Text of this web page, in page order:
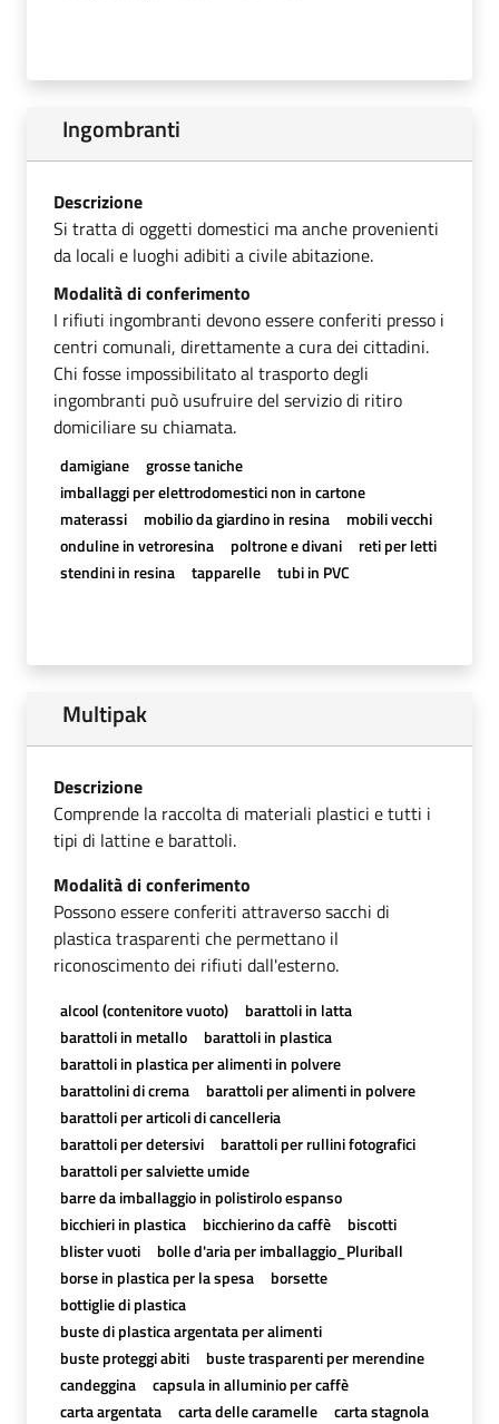
Ingombranti
Descrizione
Si tratta di oggetti domestici ma anche provenienti
da locali e luoghi adibiti a civile abitazione.
Modalità di conferimento
I rifiuti ingombranti devono essere conferiti presso i
centri comunali, direttamente a cura dei cittadini.
Chi fosse impossibilitato al trasporto degli
ingombranti può usufruire del servizio di ritiro
domiciliare su chiamata.
damigiane
grosse taniche
imballaggi per elettrodomestici non in cartone
materassi
mobilio da giardino in resina
mobili vecchi
onduline in vetroresina
poltrone e divani
reti per letti
stendini in resina
tapparelle tubi in PVC
Multipak
Descrizione
Comprende la raccolta di materiali plastici e tutti i
tipi di lattine e barattoli.
Modalità di conferimento
Possono essere conferiti attraverso sacchi di
plastica trasparenti che permettano il
riconoscimento dei rifiuti dall'esterno.
alcool (contenitore vuoto)
barattoli in latta
barattoli in metallo
barattoli in plastica
barattoli in plastica per alimenti in polvere
barattolini di crema
barattoli per alimenti in polvere
barattoli per articoli di cancelleria
barattoli per detersivi
barattoli per rullini fotografici
barattoli per salviette umide
barre da imballaggio in polistirolo espanso
bicchieri in plastica
bicchierino da caffè
biscotti
blister vuoti
bolle d'aria per imballaggio_Pluriball
borse in plastica per la spesa
borsette
bottiglie di plastica
buste di plastica argentata per alimenti
buste proteggi abiti
buste trasparenti per merendine
candeggina
capsula in alluminio per caffè
carta argentata
carta delle caramelle
carta stagnola